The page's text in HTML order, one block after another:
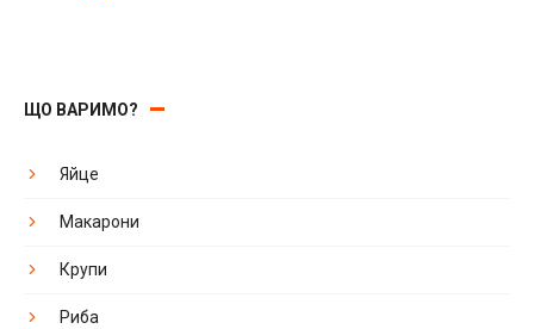
ЩО ВАРИМО?
Яйце
Макарони
Крупи
Риба